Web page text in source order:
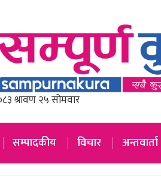
सम्पादकीय विचार अन्तवार्ता